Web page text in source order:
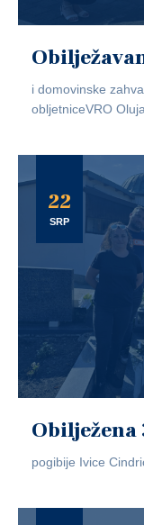
i domovinske
obljetniceVRO
22
SRP
pogibije Ivice